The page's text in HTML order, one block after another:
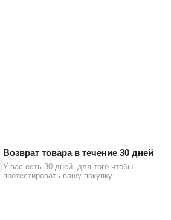
Возврат товара в течение 30 дней
У вас есть 30 дней, для того чтобы
протестировать вашу покупку